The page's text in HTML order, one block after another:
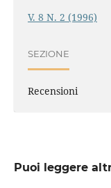
V. 8 N. 2 (1996)
SEZIONE
Recensioni
Puoi leggere